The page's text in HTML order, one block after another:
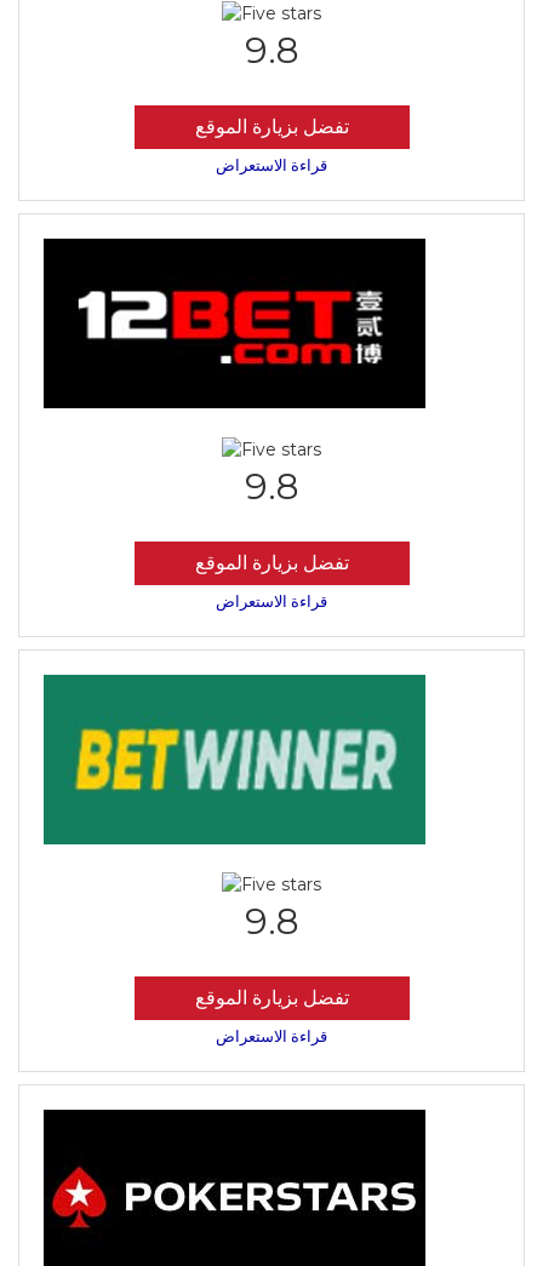
9.8
تفضل بزيارة الموقع
قراءة الاستعراض
9.8
تفضل بزيارة الموقع
قراءة الاستعراض
9.8
تفضل بزيارة الموقع
قراءة الاستعراض